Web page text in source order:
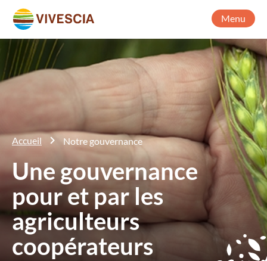
Menu
Accueil Notre gouvernance
Une gouvernance
pour et par les
agriculteurs
coopérateurs